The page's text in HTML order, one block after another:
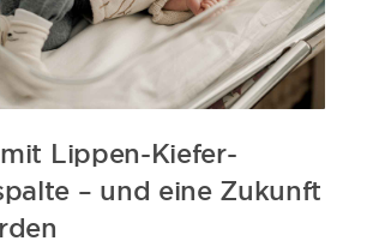
Lippen-Kiefer-
– und eine Zukunft